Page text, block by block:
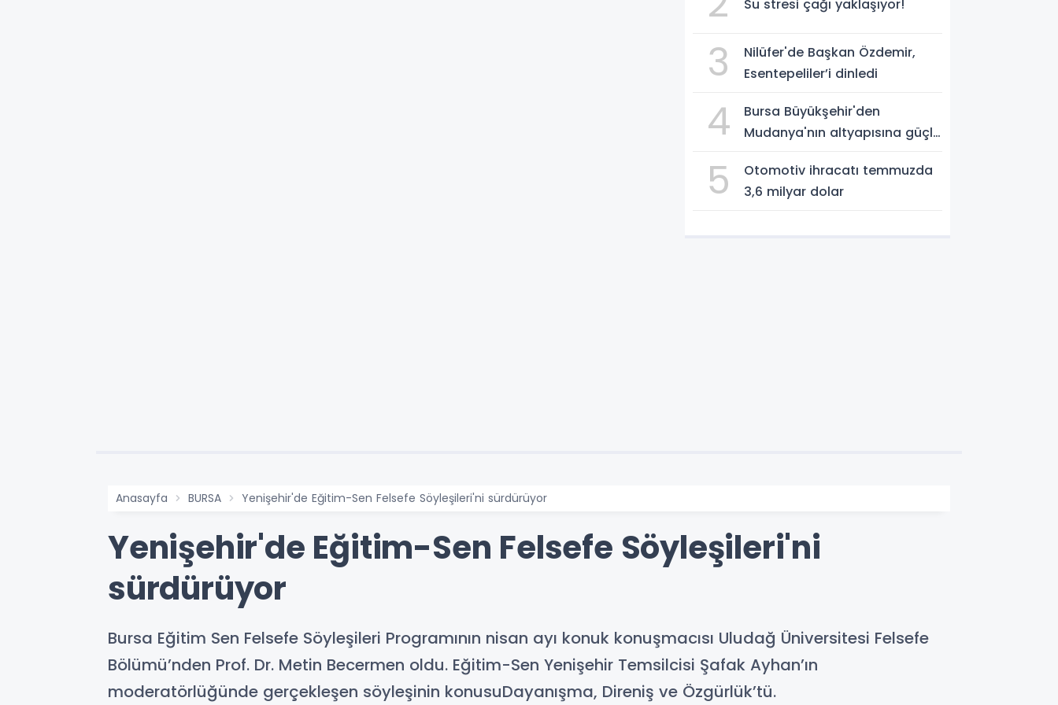
Su stresi çağı yaklaşıyor!
3
Nilüfer'de Başkan Özdemir,
Esentepeliler’i dinledi
4
Bursa Büyükşehir'den
Mudanya'nın altyapısına güçlü
5
Otomotiv ihracatı temmuzda
3,6 milyar dolar
Anasayfa BURSA Yenişehir'de Eğitim-Sen Felsefe Söyleşileri'ni sürdürüyor
Yenişehir'de Eğitim-Sen Felsefe Söyleşileri'ni
sürdürüyor
Bursa Eğitim Sen Felsefe Söyleşileri Programının nisan ayı konuk konuşmacısı Uludağ Üniversitesi Felsefe
Bölümü’nden Prof. Dr. Metin Becermen oldu. Eğitim-Sen Yenişehir Temsilcisi Şafak Ayhan’ın
moderatörlüğünde gerçekleşen söyleşinin konusuDayanışma, Direniş ve Özgürlük’tü.